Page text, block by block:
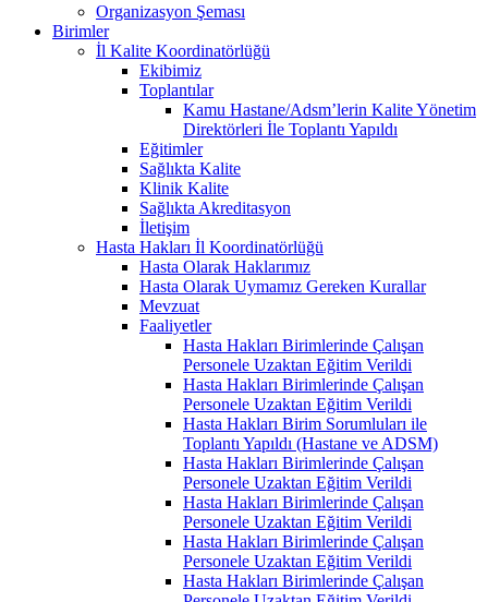
Organizasyon Şeması
Birimler
İl Kalite Koordinatörlüğü
Ekibimiz
Toplantılar
Kamu Hastane/Adsm’lerin Kalite Yönetim
Direktörleri İle Toplantı Yapıldı
Eğitimler
Sağlıkta Kalite
Klinik Kalite
Sağlıkta Akreditasyon
İletişim
Hasta Hakları İl Koordinatörlüğü
Hasta Olarak Haklarımız
Hasta Olarak Uymamız Gereken Kurallar
Mevzuat
Faaliyetler
Hasta Hakları Birimlerinde Çalışan
Personele Uzaktan Eğitim Verildi
Hasta Hakları Birimlerinde Çalışan
Personele Uzaktan Eğitim Verildi
Hasta Hakları Birim Sorumluları ile
Toplantı Yapıldı (Hastane ve ADSM)
Hasta Hakları Birimlerinde Çalışan
Personele Uzaktan Eğitim Verildi
Hasta Hakları Birimlerinde Çalışan
Personele Uzaktan Eğitim Verildi
Hasta Hakları Birimlerinde Çalışan
Personele Uzaktan Eğitim Verildi
Hasta Hakları Birimlerinde Çalışan